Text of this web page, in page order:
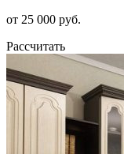
от 25 000 руб.
Рассчитать